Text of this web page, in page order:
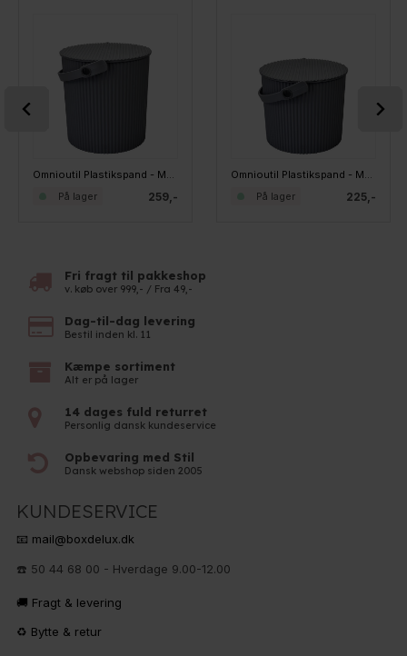
259,-
På lager 225,-
På lager
Fri fragt til pakkeshop
v. køb over 999,- / Fra 49,-
Dag-til-dag levering
Bestil inden kl. 11
Kæmpe sortiment
Alt er på lager
14 dages fuld returret
Personlig dansk kundeservice
Opbevaring med Stil
Dansk webshop siden 2005
KUNDESERVICE
📧 mail@boxdelux.dk
☎️ 50 44 68 00 - Hverdage 9.00-12.00
🚚 Fragt & levering
♻️ Bytte & retur